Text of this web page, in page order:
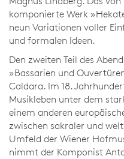
komponierte Werk
neun Variationen voller
und formalen Ideen.
Den zweiten Teil des
»Bassarien und
Caldara. Im 18.
Musikleben unter dem
einem anderen
zwischen sakraler und
Umfeld der Wiener
nimmt der Komponist